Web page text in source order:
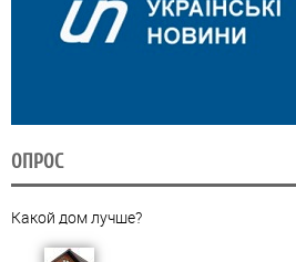
ОПРОС
Какой дом лучше?